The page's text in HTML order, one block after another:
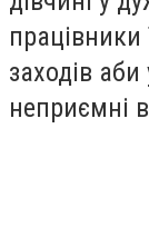
заходів
неприємні